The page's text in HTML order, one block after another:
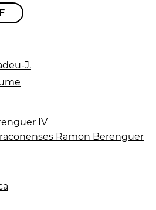
J.
IV
Ramon Berenguer